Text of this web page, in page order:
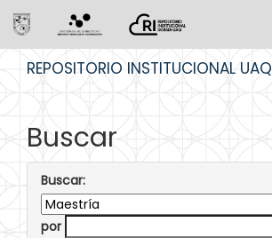
REPOSITORIO INSTITUCIONAL UAQ
Buscar
Buscar:
por